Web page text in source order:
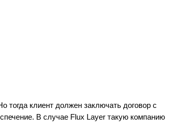
тогда клиент должен заключать договор с
В случае Flux Layer такую компанию